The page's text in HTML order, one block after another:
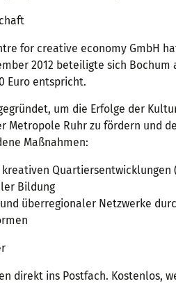
for creative economy GmbH
2012 beteiligte sich
Euro entspricht.
um die Erfolge der
Metropole Ruhr zu fördern und
Maßnahmen:
Quartiersentwicklungen
Bildung
überregionaler Netzwerke
direkt ins Postfach. Kostenlos,